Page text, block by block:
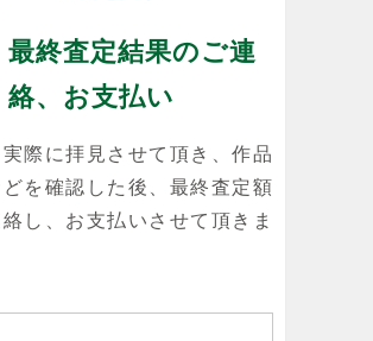
最終査定結果のご連
絡、お支払い
際に拝見させて頂き、作品
を確認した後、最終査定額
し、お支払いさせて頂きま